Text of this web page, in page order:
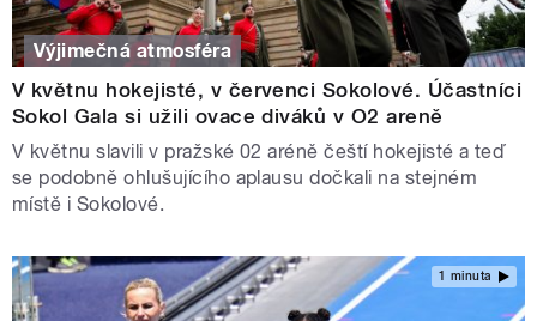
Výjimečná atmosféra
V květnu hokejisté, v červenci Sokolové. Účastníci
Sokol Gala si užili ovace diváků v O2 areně
V květnu slavili v pražské 02 aréně čeští hokejisté a teď
se podobně ohlušujícího aplausu dočkali na stejném
místě i Sokolové.
1 minuta